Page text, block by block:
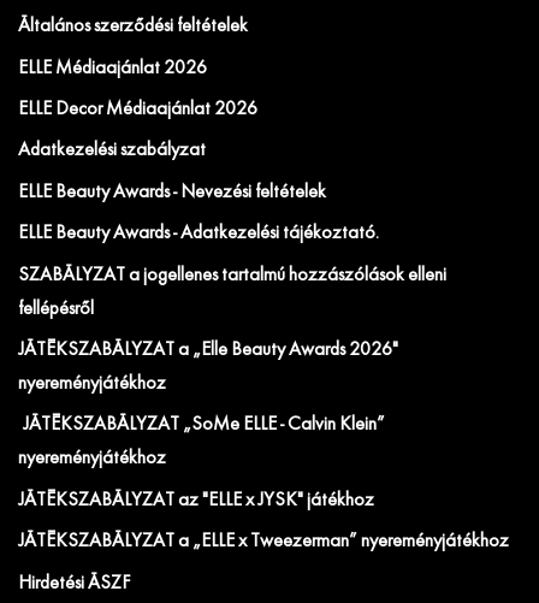
Általános szerződési feltételek
ELLE Médiaajánlat 2026
ELLE Decor Médiaajánlat 2026
Adatkezelési szabályzat
ELLE Beauty Awards - Nevezési feltételek
ELLE Beauty Awards - Adatkezelési tájékoztató.
SZABÁLYZAT a jogellenes tartalmú hozzászólások elleni
fellépésről
JÁTÉKSZABÁLYZAT a „Elle Beauty Awards 2026"
nyereményjátékhoz
JÁTÉKSZABÁLYZAT „SoMe ELLE - Calvin Klein”
nyereményjátékhoz
JÁTÉKSZABÁLYZAT az "ELLE x JYSK" játékhoz
JÁTÉKSZABÁLYZAT a „ELLE x Tweezerman” nyereményjátékhoz
Hirdetési ÁSZF